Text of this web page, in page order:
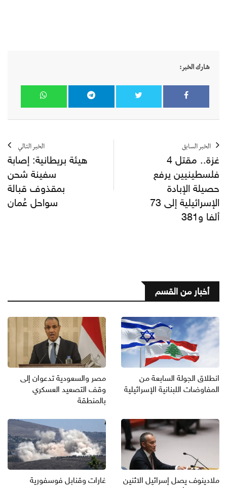
شارك الخبر:
الخبر السابق
غزة.. مقتل 4
فلسطينيين يرفع
حصيلة الإبادة
الإسرائيلية إلى 73
ألفا و381
الخبر التالي
هيئة بريطانية: إصابة
سفينة شحن
بمقذوف قبالة
سواحل عُمان
أخبار من القسم
انطلاق الجولة السابعة من
المفاوضات اللبنانية الإسرائيلية
مصر والسعودية تدعوان إلى
وقف التصعيد العسكري
بالمنطقة
ملادينوف يصل إسرائيل الاثنين
غارات وقنابل فوسفورية